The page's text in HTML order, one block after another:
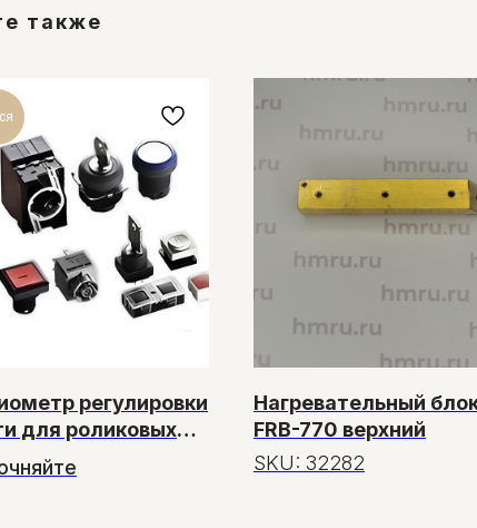
также
регулировки
для роликовых
Нагревательный
FRB-770 верхний
SKU: 32282